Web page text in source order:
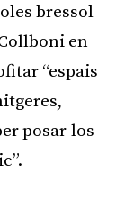
bressol
en
“espais
posar-los